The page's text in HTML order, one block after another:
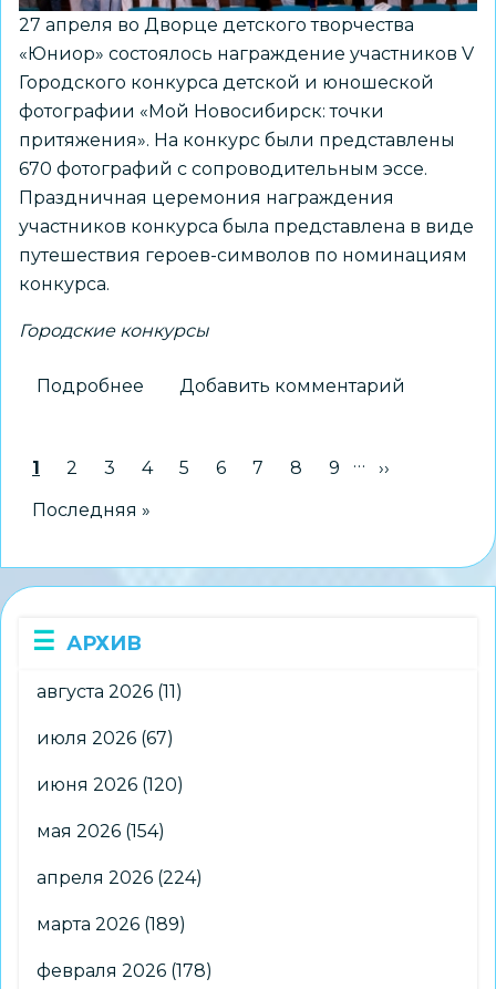
27 апреля во Дворце детского творчества
«Юниор» состоялось награждение участников V
Городского конкурса детской и юношеской
фотографии «Мой Новосибирск: точки
притяжения». На конкурс были представлены
670 фотографий с сопроводительным эссе.
Праздничная церемония награждения
участников конкурса была представлена в виде
путешествия героев-символов по номинациям
конкурса.
Городские конкурсы
Подробнее
участников
детской
«Мой
Новосибирск:
притяжения»
Добавить комментарий
Нумерация
Текущая страница
1 Страница
2 Страница
3 Страница
4 Страница
5 Страница
6 Страница
7 Страница
8 Страница
9 … Следующая
››
Последняя страница
Последняя »
АРХИВ
августа 2026 (11)
июля 2026 (67)
июня 2026 (120)
мая 2026 (154)
апреля 2026 (224)
марта 2026 (189)
февраля 2026 (178)